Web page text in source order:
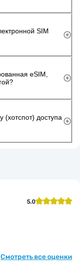
SIM
eSIM,
(хотспот) доступа
5.0
Смотреть все оценки